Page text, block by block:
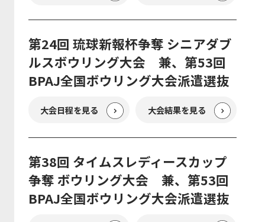
第24回 琉球新報杯争奪 シニアダブ
ルスボウリング大会 兼、第53回
BPAJ全国ボウリング大会派遣選抜
大会日程を見る 大会結果を見る
第38回 タイムスレディースカップ
争奪 ボウリング大会 兼、第53回
BPAJ全国ボウリング大会派遣選抜